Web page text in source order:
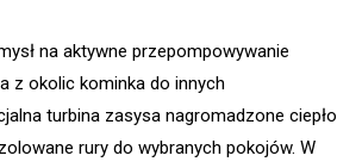
na aktywne przepompowywanie
z okolic kominka do innych
turbina zasysa nagromadzone ciepło
rury do wybranych pokojów. W